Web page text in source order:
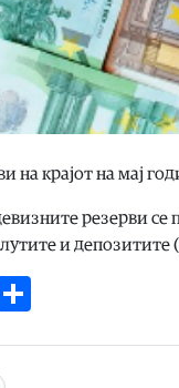
на крајот на мај
резерви
и депозитите
Copy